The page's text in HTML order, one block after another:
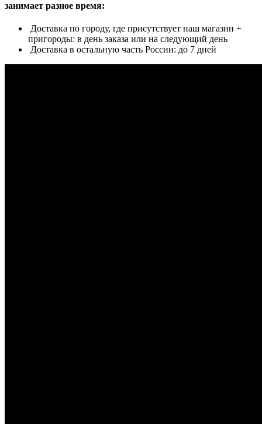
занимает разное время:
Доставка по городу, где присутствует наш магазин +
пригороды: в день заказа или на следующий день
Доставка в остальную часть России: до 7 дней